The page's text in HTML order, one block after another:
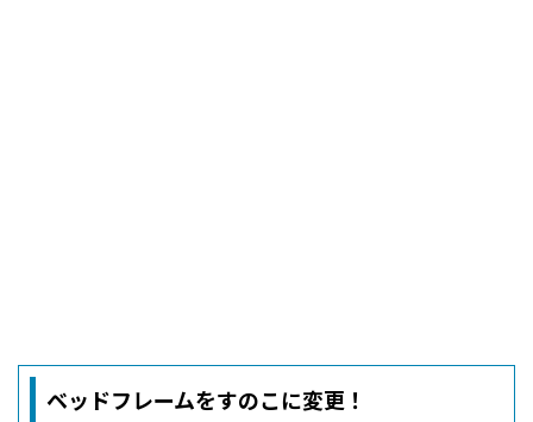
ベッドフレームをすのこに変更！